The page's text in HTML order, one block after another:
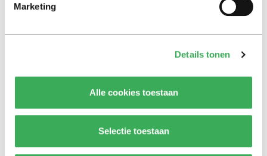
Marketing
Details tonen
Alle cookies toestaan
Selectie toestaan
TiU op koers met
Nieuws
Brandoefening op Tilburg
University